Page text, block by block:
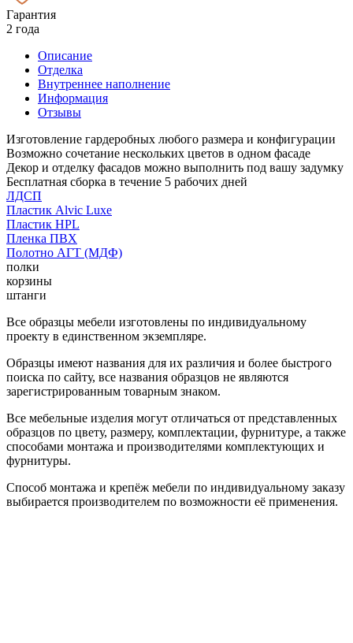
Гарантия
2 года
Описание
Отделка
Внутреннее наполнение
Информация
Отзывы
Изготовление гардеробных любого размера и конфигурации
Возможно сочетание нескольких цветов в одном фасаде
Декор и отделку фасадов можно выполнить под вашу задумку
Бесплатная сборка в течение 5 рабочих дней
ЛДСП
Пластик Alvic Luxe
Пластик HPL
Пленка ПВХ
Полотно АГТ (МДФ)
полки
корзины
штанги
Все образцы мебели изготовлены по индивидуальному
проекту в единственном экземпляре.
Образцы имеют названия для их различия и более быстрого
поиска по сайту, все названия образцов не являются
зарегистрированным товарным знаком.
Все мебельные изделия могут отличаться от представленных
образцов по цвету, размеру, комплектации, фурнитуре, а также
способами монтажа и производителями комплектующих и
фурнитуры.
Способ монтажа и крепёж мебели по индивидуальному заказу
выбирается производителем по возможности её применения.